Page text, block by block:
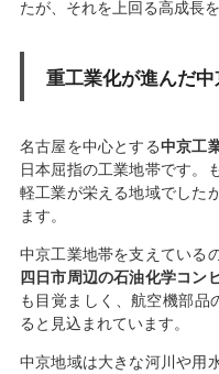
たが、それを上回る高成長
重工業化が進んだ
名古屋を中心とする中京工
日本屈指の工業地帯です。
軽工業が栄える地域でした
ます。
中京工業地帯を支えている
四日市周辺の石油化学コン
も目覚ましく、航空機部品
ると見込まれています。
中京地域は大きな河川や用